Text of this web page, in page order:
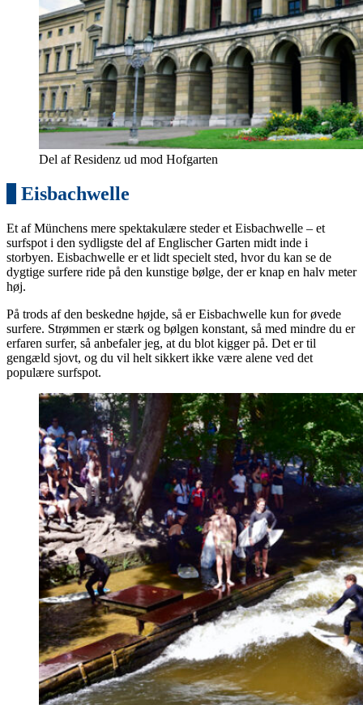
Del af Residenz ud mod Hofgarten
Eisbachwelle
Et af Münchens mere spektakulære steder et Eisbachwelle – et
surfspot i den sydligste del af Englischer Garten midt inde i
storbyen. Eisbachwelle er et lidt specielt sted, hvor du kan se de
dygtige surfere ride på den kunstige bølge, der er knap en halv meter
høj.
På trods af den beskedne højde, så er Eisbachwelle kun for øvede
surfere. Strømmen er stærk og bølgen konstant, så med mindre du er
erfaren surfer, så anbefaler jeg, at du blot kigger på. Det er til
gengæld sjovt, og du vil helt sikkert ikke være alene ved det
populære surfspot.